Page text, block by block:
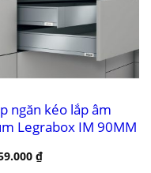
ngăn kéo lắp âm
Legrabox IM 90MM
₫